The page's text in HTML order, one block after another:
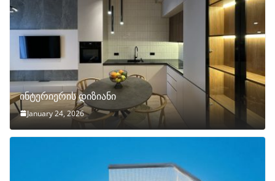
ინტერიერის დიზიანი
January 24, 2026